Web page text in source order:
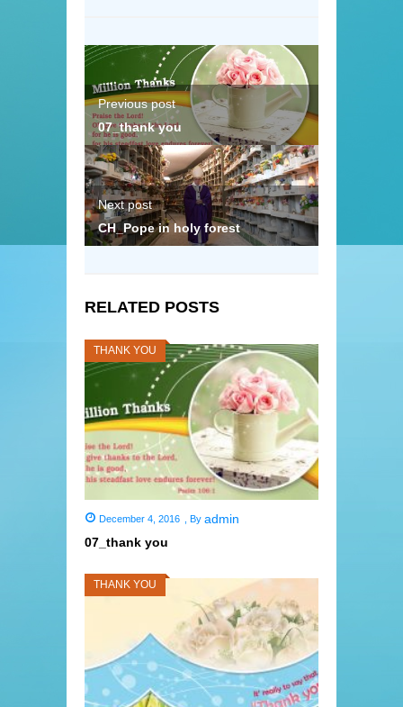
Previous post
07_thank you
Next post
CH_Pope in holy forest
RELATED POSTS
THANK YOU
December 4, 2016 By admin
07_thank you
THANK YOU